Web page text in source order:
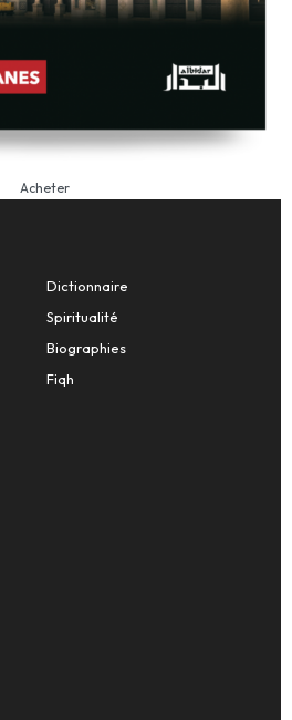
Acheter
Dictionnaire
Spiritualité
Biographies
Fiqh